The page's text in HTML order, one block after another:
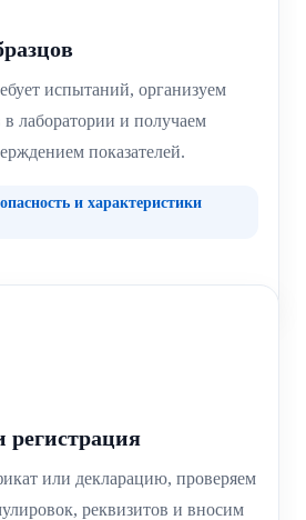
испытаний, организуем
в лаборатории и получаем
показателей.
и характеристики
или декларацию, проверяем
реквизитов и вносим